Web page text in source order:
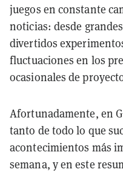
juegos en constante
noticias: desde
divertidos
fluctuaciones en los
ocasionales de
Afortunadamente, en
tanto de todo lo que
acontecimientos más
semana, y en este